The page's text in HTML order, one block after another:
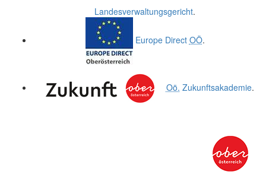
Landesverwaltungsgericht.
Europe Direct OÖ.
Oö. Zukunftsakademie.